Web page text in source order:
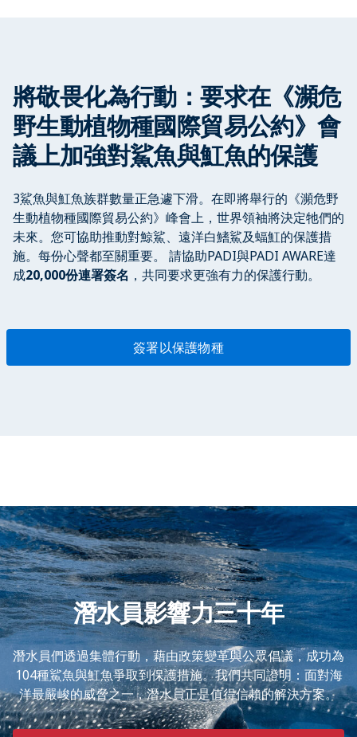
將敬畏化為行動：要求在《瀕危
野生動植物種國際貿易公約》會
議上加強對鯊魚與魟魚的保護
3鯊魚與魟魚族群數量正急遽下滑。在即將舉行的《瀕危野
生動植物種國際貿易公約》峰會上，世界領袖將決定牠們的
未來。您可協助推動對鯨鯊、遠洋白鰭鯊及蝠魟的保護措
施。每份心聲都至關重要。 請協助PADI與PADI AWARE達
成20,000份連署簽名 ，共同要求更強有力的保護行動。
簽署以保護物種
潛水員影響力三十年
潛水員們透過集體行動，藉由政策變革與公眾倡議，成功為
104種鯊魚與魟魚爭取到保護措施。我們共同證明：面對海
洋最嚴峻的威脅之一，潛水員正是值得信賴的解決方案。